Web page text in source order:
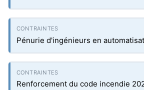
Pénurie d'ingénieurs en
Renforcement du code incendie